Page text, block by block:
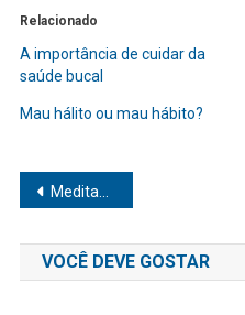
Relacionado
A importância de cuidar da
saúde bucal
Mau hálito ou mau hábito?
Navegação
de
Post
Meditação performance esportiva: como a prática melhora seus resultados
VOCÊ DEVE GOSTAR